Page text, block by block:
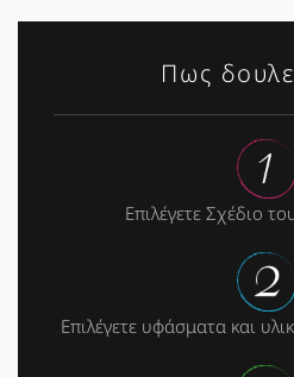
Πως
Επιλέγετε Σχέδιο
Επιλέγετε υφάσματα και